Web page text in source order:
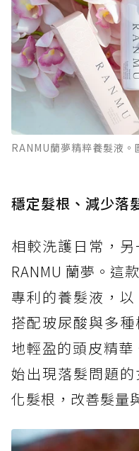
RANMU蘭夢精粹養髮液。
穩定髮根、減少落
相較洗護日常，
RANMU 蘭夢。這
專利的養髮液，
搭配玻尿酸與多
地輕盈的頭皮精
始出現落髮問題
化髮根，改善髮量